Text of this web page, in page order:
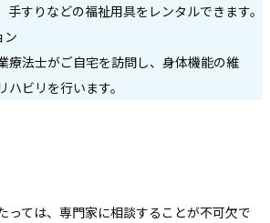
すりなどの福祉用具をレンタルできます。
ン
法士がご自宅を訪問し、身体機能の維
ビリを行います。
っては、専門家に相談することが不可欠で